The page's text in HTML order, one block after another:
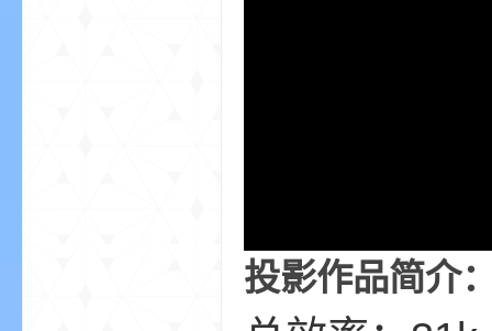
投影作品简介